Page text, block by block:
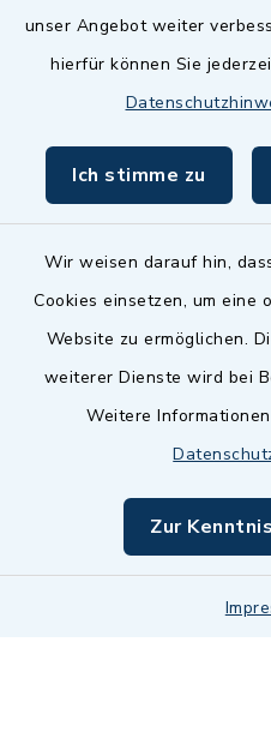
unser Angebot weiter
hierfür können Sie
Ich stimme zu
Wir weisen darauf hin,
Cookies einsetzen, um eine
Website zu ermöglichen.
weiterer Dienste wird bei
Weitere
Zur
Zenngrund Allianz
Dillenberggruppe
inixmedia GmbH